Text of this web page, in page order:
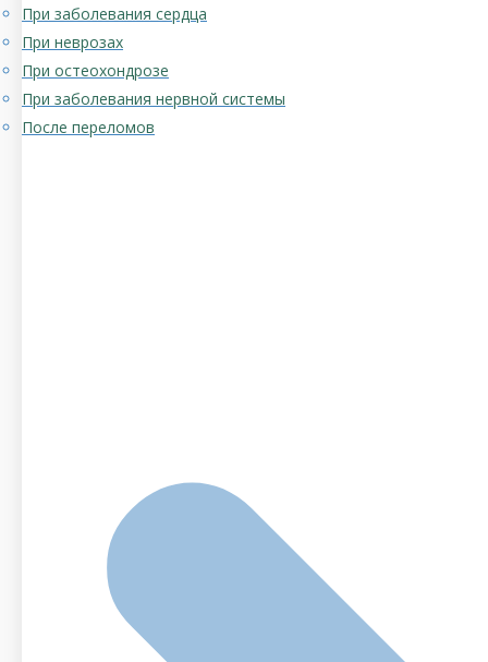
При заболевания сердца
При неврозах
При остеохондрозе
При заболевания нервной системы
После переломов